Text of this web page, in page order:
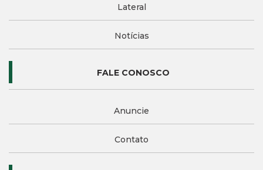
Lateral
Notícias
FALE CONOSCO
Anuncie
Contato